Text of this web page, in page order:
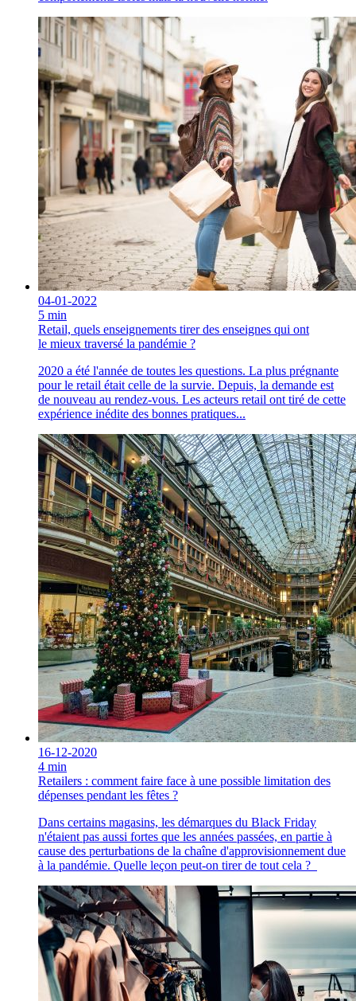
04-01-2022
5 min
Retail, quels enseignements tirer des enseignes qui ont
le mieux traversé la pandémie ?
2020 a été l'année de toutes les questions. La plus prégnante
pour le retail était celle de la survie. Depuis, la demande est
de nouveau au rendez-vous. Les acteurs retail ont tiré de cette
expérience inédite des bonnes pratiques...
16-12-2020
4 min
Retailers : comment faire face à une possible limitation des
dépenses pendant les fêtes ?
Dans certains magasins, les démarques du Black Friday
n'étaient pas aussi fortes que les années passées, en partie à
cause des perturbations de la chaîne d'approvisionnement due
à la pandémie. Quelle leçon peut-on tirer de tout cela ?